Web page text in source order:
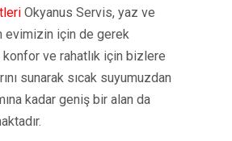
Okyanus Servis, yaz ve
evimizin için de gerek
ve rahatlık için bizlere
sunarak sıcak suyumuzdan
kadar geniş bir alan da